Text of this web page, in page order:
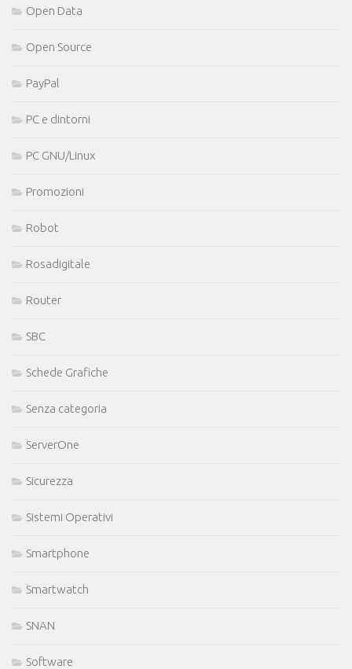
Open Data
Open Source
PayPal
PC e dintorni
PC GNU/Linux
Promozioni
Robot
Rosadigitale
Router
SBC
Schede Grafiche
Senza categoria
ServerOne
Sicurezza
Sistemi Operativi
Smartphone
Smartwatch
SNAN
Software